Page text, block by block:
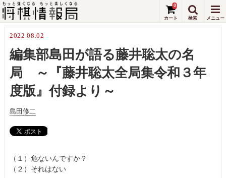
0
2022.08.02
編集部島田が語る藤井聡太の名
局 ～『藤井聡太全局集令和３年
度版』付録より～
島田修二
（１）危ないんですか？
（２）それはない